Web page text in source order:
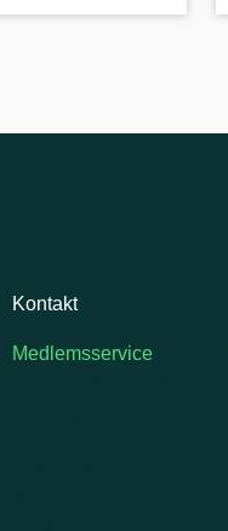
Kontakt
Medlemsservice